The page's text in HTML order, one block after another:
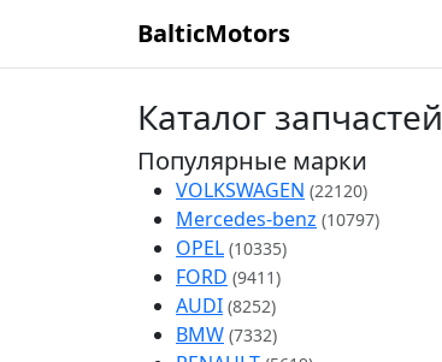
BalticMotors
Каталог запчастей
Популярные марки
VOLKSWAGEN (22120)
Mercedes-benz (10797)
OPEL (10335)
FORD (9411)
AUDI (8252)
BMW (7332)